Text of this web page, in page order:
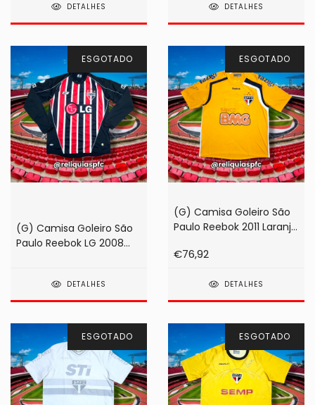
DETALHES DETALHES
ESGOTADO
(G) Camisa Goleiro São
Paulo Reebok LG 2008
DETALHES
ESGOTADO
(G) Camisa Goleiro São
Paulo Reebok 2011 Laranja
€76,92
DETALHES
ESGOTADO ESGOTADO